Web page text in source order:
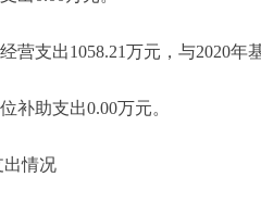
支出1058.21万元，与2020年
助支出0.00万元。
情况